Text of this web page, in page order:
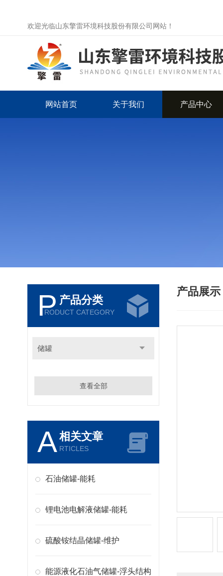
欢迎光临山东擎雷环境科技股份有限公司网站！
网站首页 关于我们 产品中心
P 产品分类
RODUCT CATEGORY
储罐
查看全部
A相关文章
RTICLES
石油储罐-能耗
锂电池电解液储罐-能耗
硫酸铵结晶储罐-维护
能源液化石油气储罐-浮头结构
产品展示